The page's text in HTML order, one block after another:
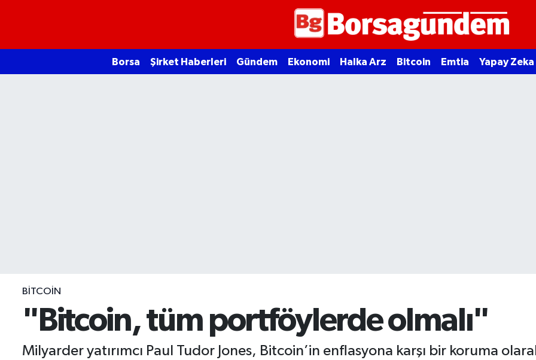
Borsa Şirket Haberleri Gündem Ekonomi Halka Arz Bitcoin Emtia Yapay Zeka
BITCOIN
"Bitcoin, tüm portföylerde olmalı"
Milyarder yatırımcı Paul Tudor Jones, Bitcoin’in enflasyona karşı bir koruma
Ekonomi
BIST 100 Isı Haritası
Coin Isı Haritası
Ekonomik Takvim